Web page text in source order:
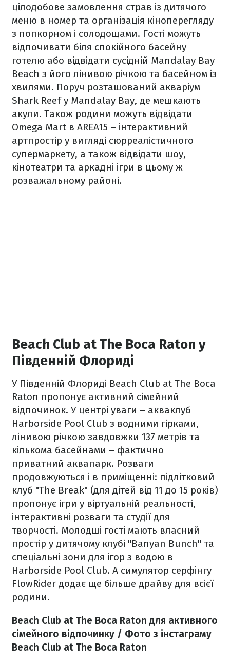
цілодобове замовлення страв із дитячого
меню в номер та організація кіноперегляду
з попкорном і солодощами. Гості можуть
відпочивати біля спокійного басейну
готелю або відвідати сусідній Mandalay Bay
Beach з його лінивою річкою та басейном із
хвилями. Поруч розташований акваріум
Shark Reef у Mandalay Bay, де мешкають
акули. Також родини можуть відвідати
Omega Mart в AREA15 – інтерактивний
артпростір у вигляді сюрреалістичного
супермаркету, а також відвідати шоу,
кінотеатри та аркадні ігри в цьому ж
розважальному районі.
Beach Club at The Boca Raton у
Південній Флориді
У Південній Флориді Beach Club at The Boca
Raton пропонує активний сімейний
відпочинок. У центрі уваги – акваклуб
Harborside Pool Club з водними гірками,
лінивою річкою завдовжки 137 метрів та
кількома басейнами – фактично
приватний аквапарк. Розваги
продовжуються і в приміщенні: підлітковий
клуб "The Break" (для дітей від 11 до 15 років)
пропонує ігри у віртуальній реальності,
інтерактивні розваги та студії для
творчості. Молодші гості мають власний
простір у дитячому клубі "Banyan Bunch" та
спеціальні зони для ігор з водою в
Harborside Pool Club. А симулятор серфінгу
FlowRider додає ще більше драйву для всієї
родини.
Beach Club at The Boca Raton для активного
сімейного відпочинку / Фото з інстаграму
Beach Club at The Boca Raton